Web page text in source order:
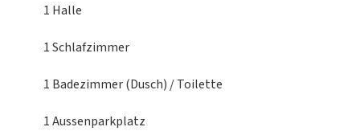
1 Halle
1 Schlafzimmer
1 Badezimmer (Dusch) / Toilette
1 Aussenparkplatz